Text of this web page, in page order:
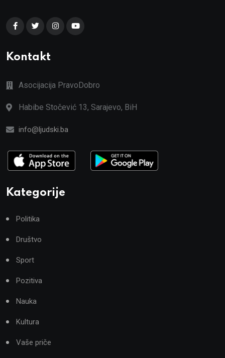
Kontakt
Asocijacija PravoDobro
Habibe Stočević 13, Sarajevo, BiH
info@ljudski.ba
Kategorije
Politika
Društvo
Sport
Pozitiva
Nauka
Kultura
Vaše priče